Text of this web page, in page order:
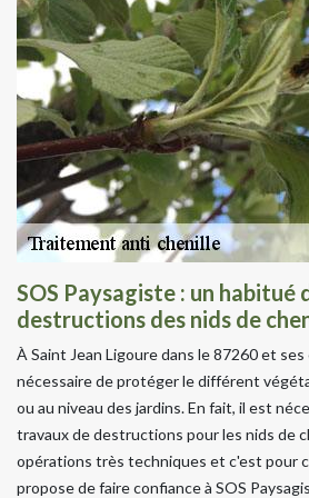
SOS Paysagiste : un habitué
destructions des nids de
À Saint Jean Ligoure dans le 87260 et
nécessaire de protéger le différent
ou au niveau des jardins. En fait, il est
travaux de destructions pour les nids de
opérations très techniques et c'est pour
propose de faire confiance à SOS